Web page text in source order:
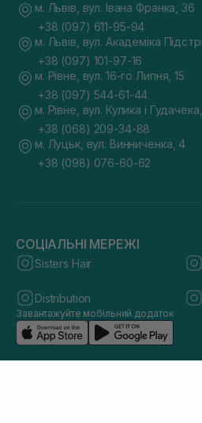
м. Львів, вул. Івана Франка, 36
+38 (097) 611-95-94
м. Львів, вул. Академіка
+38 (097) 101-97-16
м. Рівне, вул. 16-го Липня, 15
+38 (097) 544-61-44
м. Рівне, вул. Кулика і
+38 (068) 209-34-88
м. Луцьк, вул. Винниченка, 4
+38 (098) 076-60-62
СОЦІАЛЬНІ МЕРЕЖІ
Sisters Hair
Distribution
Завантажуйте мобільний додаток